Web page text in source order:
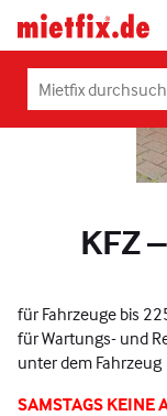
InhaltGeräte
Maschinen
mieten
in
KFZ
für Fahrzeuge bis
für Wartungs- und
unter dem Fahrzeug
SAMSTAGS KEINE